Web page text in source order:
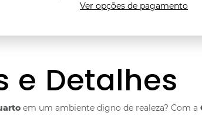
Ver opções de pagamento
e Detalhes
em um ambiente digno de realeza? Com a